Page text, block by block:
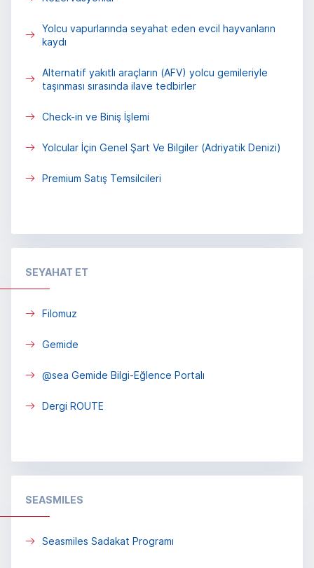
Yolcu vapurlarında seyahat eden evcil hayvanların
kaydı
Alternatif yakıtlı araçların (AFV) yolcu gemileriyle
taşınması sırasında ilave tedbirler
Check-in ve Biniş İşlemi
Yolcular İçin Genel Şart Ve Bilgiler (Adriyatik Denizi)
Premium Satış Temsilcileri
SΕΥΑΗΑΤ ΕΤ
Filomuz
Gemide
@sea Gemide Bilgi-Eğlence Portalı
Dergi ROUTE
SEASMILES
Seasmiles Sadakat Programı